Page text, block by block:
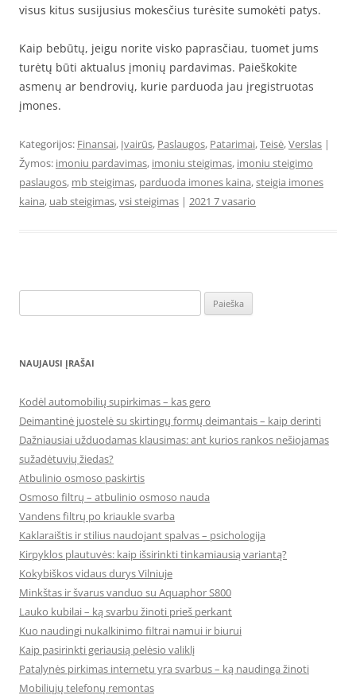
visus kitus susijusius mokesčius turėsite sumokėti patys.
Kaip bebūtų, jeigu norite visko paprasčiau, tuomet jums
turėtų būti aktualus įmonių pardavimas. Paieškokite
asmenų ar bendrovių, kurie parduoda jau įregistruotas
įmones.
Kategorijos: Finansai, Įvairūs, Paslaugos, Patarimai,Teisė,Verslas |
Žymos: imoniu pardavimas, imoniu steigimas, imoniu steigimo
paslaugos, mb steigimas, parduoda imones kaina,steigia imones
kaina, uab steigimas,vsi steigimas | 2021 7 vasario
NAUJAUSI ĮRAŠAI
Kodėl automobilių supirkimas – kas gero
Deimantinė juostelė su skirtingų formų deimantais – kaip derinti
Dažniausiai užduodamas klausimas: ant kurios rankos nešiojamas
sužadėtuvių žiedas?
Atbulinio osmoso paskirtis
Osmoso filtrų – atbulinio osmoso nauda
Vandens filtrų po kriaukle svarba
Kaklaraištis ir stilius naudojant spalvas – psichologija
Kirpyklos plautuvės: kaip išsirinkti tinkamiausią variantą?
Kokybiškos vidaus durys Vilniuje
Minkštas ir švarus vanduo su Aquaphor S800
Lauko kubilai – ką svarbu žinoti prieš perkant
Kuo naudingi nukalkinimo filtrai namui ir biurui
Kaip pasirinkti geriausią pelėsio valiklį
Patalynės pirkimas internetu yra svarbus – ką naudinga žinoti
Mobiliųjų telefonų remontas